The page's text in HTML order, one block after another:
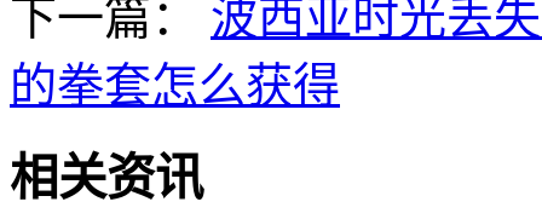
下一篇：
波西亚时光丢
的拳套怎么获得
相关资讯